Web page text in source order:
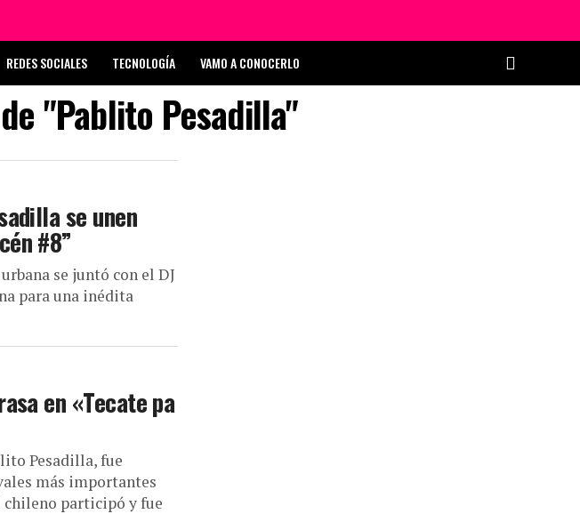
REDES SOCIALES TECNOLOGÍA VAMO A CONOCERLO
"Pablito Pesadilla"
se unen
#8”
se juntó con el DJ
para una inédita
en «Tecate pa
Pesadilla, fue
más importantes
chileno participó y fue